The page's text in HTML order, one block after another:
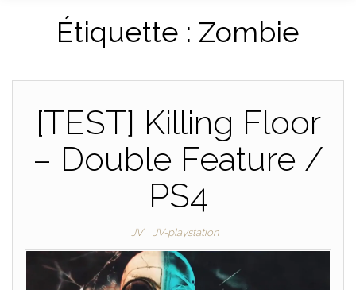
Étiquette : Zombie
[TEST] Killing Floor
– Double Feature /
PS4
JV JV-playstation